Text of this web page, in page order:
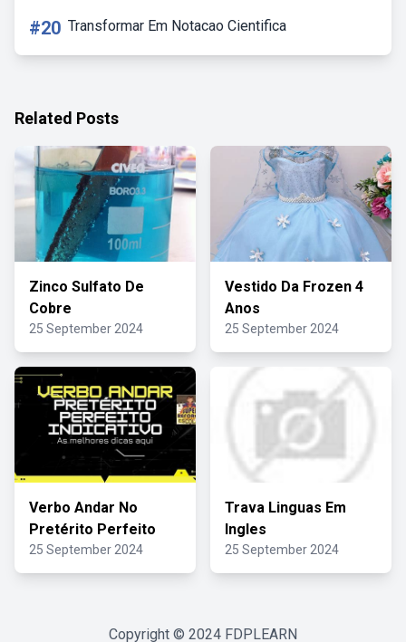
#20 Transformar Em Notacao Cientifica
Related Posts
Zinco Sulfato De
Cobre
25 September 2024
Vestido Da Frozen 4
Anos
25 September 2024
Verbo Andar No
Pretérito Perfeito
25 September 2024
Trava Linguas Em
Ingles
25 September 2024
Copyright © 2024 FDPLEARN